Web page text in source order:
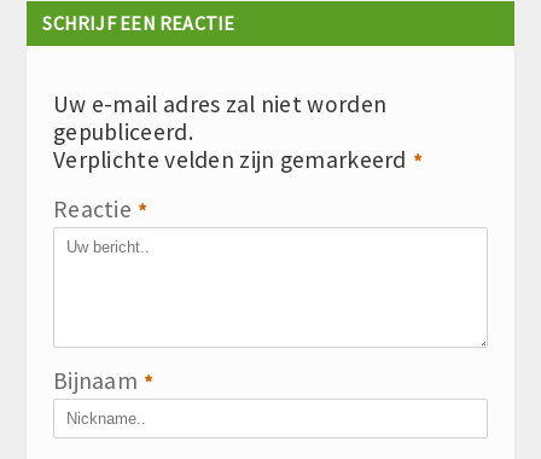
SCHRIJF EEN REACTIE
Uw e-mail adres zal niet worden
gepubliceerd.
Verplichte velden zijn gemarkeerd *
Reactie *
Bijnaam *